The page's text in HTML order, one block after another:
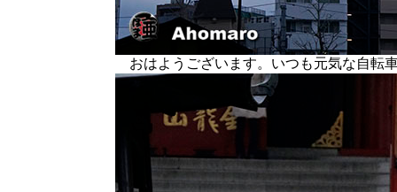
おはようございます。いつも元気な自転